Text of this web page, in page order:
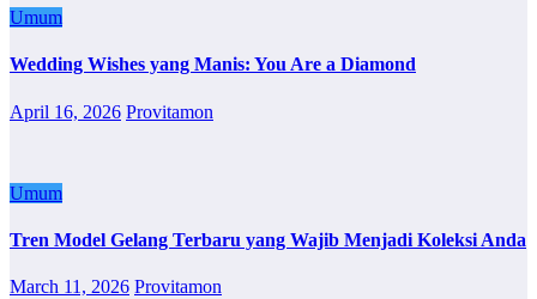
Umum
Wedding Wishes yang Manis: You Are a Diamond
April 16, 2026 Provitamon
Umum
Tren Model Gelang Terbaru yang Wajib Menjadi Koleksi Anda
March 11, 2026 Provitamon